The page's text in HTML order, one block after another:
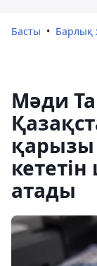
Басты Барлық
Мәди
қарызы
атады